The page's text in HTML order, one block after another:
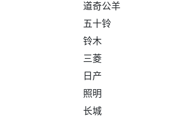
道奇公羊
五十铃
铃木
三菱
日产
照明
长城